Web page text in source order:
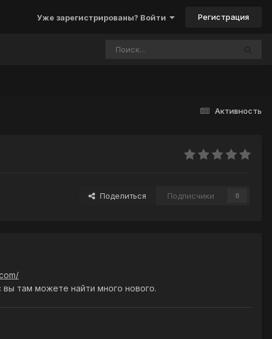
Уже зарегистрированы? Войти Регистрация
Активность
Поделиться Подписчики 0
вы там можете найти много нового.